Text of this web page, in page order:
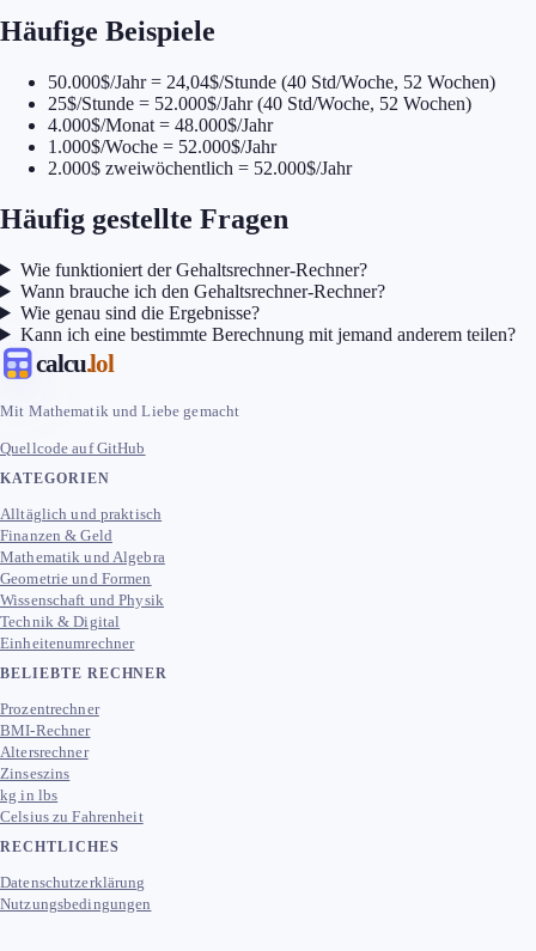
Häufige Beispiele
50.000$/Jahr = 24,04$/Stunde (40 Std/Woche, 52 Wochen)
25$/Stunde = 52.000$/Jahr (40 Std/Woche, 52 Wochen)
4.000$/Monat = 48.000$/Jahr
1.000$/Woche = 52.000$/Jahr
2.000$ zweiwöchentlich = 52.000$/Jahr
Häufig gestellte Fragen
Wie funktioniert der Gehaltsrechner-Rechner?
Wann brauche ich den Gehaltsrechner-Rechner?
Wie genau sind die Ergebnisse?
Kann ich eine bestimmte Berechnung mit jemand anderem teilen?
calcu.lol
Mit Mathematik und Liebe gemacht
Quellcode auf GitHub
KATEGORIEN
Alltäglich und praktisch
Finanzen & Geld
Mathematik und Algebra
Geometrie und Formen
Wissenschaft und Physik
Technik & Digital
Einheitenumrechner
BELIEBTE RECHNER
Prozentrechner
BMI-Rechner
Altersrechner
Zinseszins
kg in lbs
Celsius zu Fahrenheit
RECHTLICHES
Datenschutzerklärung
Nutzungsbedingungen